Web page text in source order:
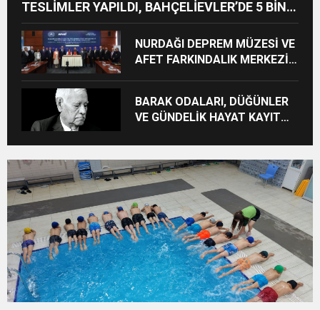
TESLİMLER YAPILDI, BAHÇELİEVLER’DE 5 BİN
KONUTUN TEMELİ ATILDI
NURDAĞI DEPREM MÜZESİ VE
AFET FARKINDALIK MERKEZİ
BARAK ODALARI, DÜĞÜNLER
VE GÜNDELİK HAYAT KAYIT